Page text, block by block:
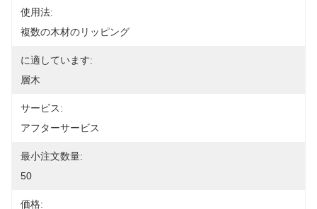
使用法:
複数の木材のリッピング
に適しています:
層木
サービス:
アフターサービス
最小注文数量:
50
価格: